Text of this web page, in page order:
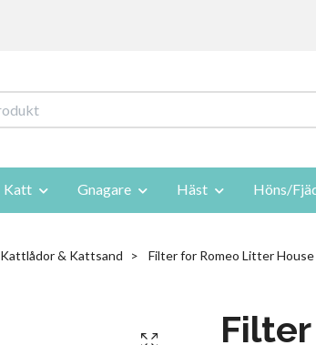
Katt Gnagare Häst Höns/
Kattlådor & Kattsand Filter for Romeo Litter House